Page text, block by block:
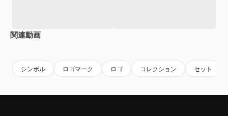
関連動画
シンボル ロゴマーク ロゴ コレクション セット